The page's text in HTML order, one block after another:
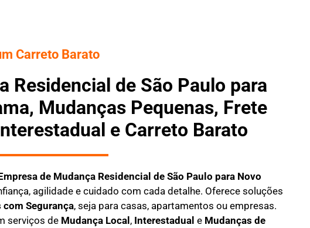
Carreto Barato
Residencial de São Paulo para
Mudanças Pequenas, Frete
e Carreto Barato
mpresa de Mudança Residencial de São Paulo para Novo
agilidade e cuidado com cada detalhe. Oferece soluções
com Segurança, seja para casas, apartamentos ou empresas.
serviços de Mudança Local, Interestadual e Mudanças de